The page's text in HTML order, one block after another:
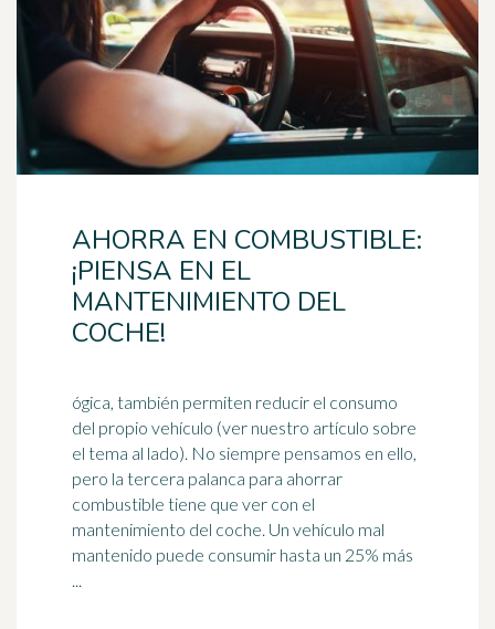
AHORRA EN COMBUSTIBLE:
¡PIENSA EN EL
MANTENIMIENTO DEL
COCHE!
ógica, también permiten reducir el consumo
del propio vehículo (ver nuestro artículo sobre
el tema al lado). No siempre pensamos en ello,
pero la tercera palanca para ahorrar
combustible tiene que ver con el
mantenimiento del coche. Un vehículo mal
mantenido puede consumir hasta un 25% más
...